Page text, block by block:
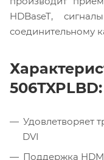
HDBaseT,
соединительному
506TXPLBD:
Удовлетворяет
DVI
Поддержка